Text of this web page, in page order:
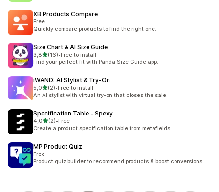
XB Products Compare
Free
Quickly compare products to find the right one.
Size Chart & AI Size Guide
3,8av 5 stjerner
(16)
Totalt 16 omtaler
•Free to install
Find your perfect fit with Panda Size Guide app.
iWAND: AI Stylist & Try‑On
5,0av 5 stjerner
(2)
Totalt 2 omtaler
•Free to install
An AI stylist with virtual try-on that closes the sale.
Specification Table ‑ Spexy
4,0av 5 stjerner
(2)
Totalt 2 omtaler
•Free
Create a product specification table from metafields
MP Product Quiz
Free
Product quiz builder to recommend products & boost conversions